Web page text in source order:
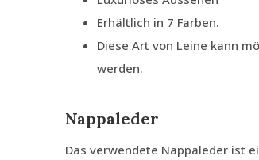
Erhältlich in 7 Farben.
Diese Art von Leine kann
werden.
Nappaleder
Das verwendete Nappaleder ist